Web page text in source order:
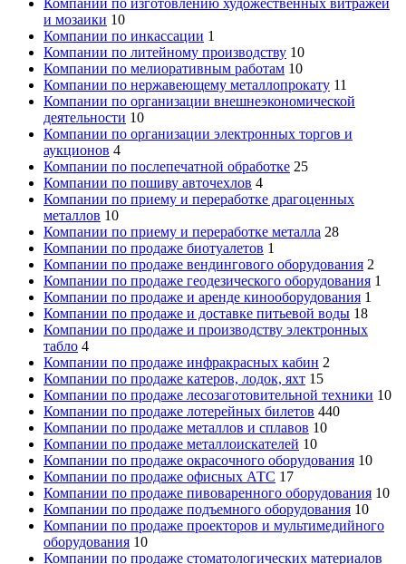
и мозаики 10
Компании по инкассации 1
Компании по литейному производству 10
Компании по мелиоративным работам 10
Компании по нержавеющему металлопрокату 11
Компании по организации внешнеэкономической
деятельности 10
Компании по организации электронных торгов и
аукционов 4
Компании по послепечатной обработке 25
Компании по пошиву авточехлов 4
Компании по приему и переработке драгоценных
металлов 10
Компании по приему и переработке металла 28
Компании по продаже биотуалетов 1
Компании по продаже вендингового оборудования 2
Компании по продаже геодезического оборудования 1
Компании по продаже и аренде кинооборудования 1
Компании по продаже и доставке питьевой воды 18
Компании по продаже и производству электронных
табло 4
Компании по продаже инфракрасных кабин 2
Компании по продаже катеров, лодок, яхт 15
Компании по продаже лесозаготовительной техники 10
Компании по продаже лотерейных билетов 440
Компании по продаже металлов и сплавов 10
Компании по продаже металлоискателей 10
Компании по продаже окрасочного оборудования 10
Компании по продаже офисных АТС 17
Компании по продаже пивоваренного оборудования 10
Компании по продаже подъемного оборудования 10
Компании по продаже проекторов и мультимедийного
оборудования 10
Компании по продаже стоматологических материалов